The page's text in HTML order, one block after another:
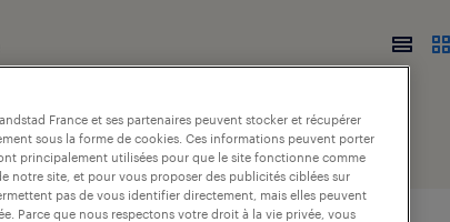
niveau d'expérience
France et ses partenaires peuvent stocker et récupérer
sous la forme de cookies. Ces informations peuvent porter
principalement utilisées pour que le site fonctionne comme
notre site, et pour vous proposer des publicités ciblées sur
pas de vous identifier directement, mais elles peuvent
Parce que nous respectons votre droit à la vie privée, vous